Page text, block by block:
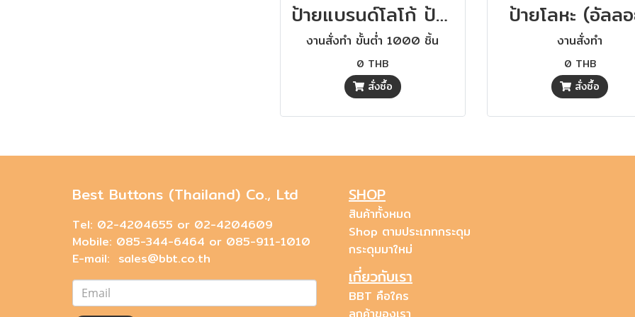
ป้ายแบรนด์โลโก้ ป้ายแบรนด์เลเซอร์ ป้ายโลหะ งานสั่งทำตามแบบ
งานสั่งทำ ขั้นต่ำ 1000 ชิ้น
0 THB
สั่งซื้อ
ป้ายโลหะ (อัลล
งานสั่งทำ
0 THB
สั่งซื้อ
Best Buttons (Thailand) Co., Ltd
Tel: 02-4204655 or 02-4204609
Mobile: 085-344-6464 or 085-911-1010
E-mail: sales@bbt.co.th
SHOP
สินค้าทั้งหมด
Shop ตามประเภทกระดุม
กระดุมมาใหม่
เกี่ยวกับเรา
BBT คือใคร